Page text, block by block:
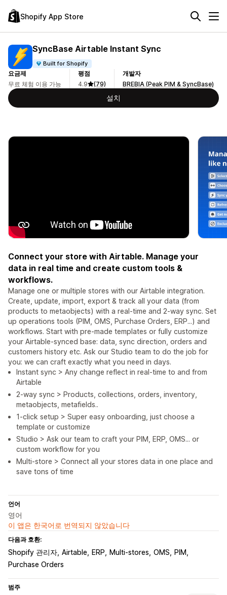
Shopify App Store
SyncBase Airtable Instant Sync
Built for Shopify
요금제
무료 체험 이용 가능
평점
4.9
(79)
개발자
BREBIA (Peak PIM & SyncBase)
설치
Connect your store with Airtable. Manage your
data in real time and create custom tools &
workflows.
Manage one or multiple stores with our Airtable integration.
Create, update, import, export & track all your data (from
products to metaobjects) with a real-time and 2-way sync. Set
up operations tools (PIM, OMS, Purchase Orders, ERP...) and
workflows. Start with pre-made templates or fully customize
your Airtable-synced base: data, sync direction, orders and
customers history etc. Ask our Studio team to do the job for
you: we can craft exactly what you need in days.
Instant sync > Any change reflect in real-time to and from
Airtable
2-way sync > Products, collections, orders, inventory,
metaobjects, metafields..
1-click setup > Super easy onboarding, just choose a
template or customize
Studio > Ask our team to craft your PIM, ERP, OMS... or
custom workflow for you
Multi-store > Connect all your stores data in one place and
save tons of time
언어
영어
이 앱은 한국어로 번역되지 않았습니다
다음과 호환:
Shopify 관리자 Airtable ERP Multi-stores OMS
PIM
Purchase Orders
범주